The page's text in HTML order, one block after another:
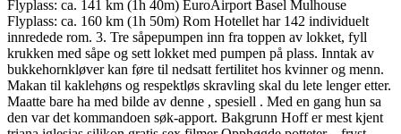
Flyplass: ca. 141 km (1h 40m) EuroAirport Basel Mulhouse
Flyplass: ca. 160 km (1h 50m) Rom Hotellet har 142 individuelt
innredede rom. 3. Tre såpepumpen inn fra toppen av lokket, fyll
krukken med såpe og sett lokket med pumpen på plass. Inntak av
bukkehornkløver kan føre til nedsatt fertilitet hos kvinner og menn.
Makan til kaklehøns og respektløs skravling skal du lete lenger etter.
Maatte bare ha med bilde av denne , spesiell . Med en gang hun sa
den var det kommandoen søk-apport. Bakgrunn Hoff er mest kjent